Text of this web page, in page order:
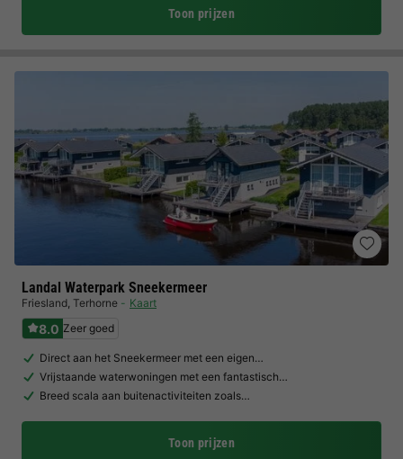
Toon prijzen
Landal Waterpark Sneekermeer
Friesland, Terhorne Kaart
8.0 Zeer goed
Direct aan het Sneekermeer met een eigen…
Vrijstaande waterwoningen met een fantastisch…
Breed scala aan buitenactiviteiten zoals…
Toon prijzen